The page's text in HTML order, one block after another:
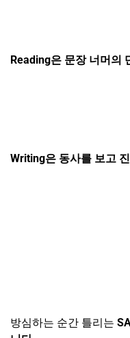
Reading은 문장 너머의
Writing은 동사를 보고
방심하는 순간 틀리는